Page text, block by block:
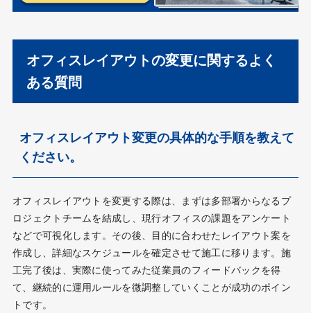
オフィスレイアウトの変更に関するよく
ある質問
オフィスレイアウト変更の具体的な手順を教えて
ください。
オフィスレイアウトを変更する際は、まずは多部署からなるプ
ロジェクトチームを結成し、現行オフィスの課題をアンケート
などで可視化します。その後、目的に合わせたレイアウト案を
作成し、詳細なスケジュールを確定させて施工に移ります。施
工完了後は、実際に使ってみた従業員のフィードバックを得
て、継続的に運用ルールを微調整していくことが成功のポイン
トです。